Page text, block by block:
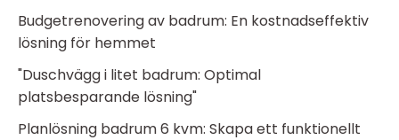
Budgetrenovering av badrum: En kostnadseffektiv
lösning för hemmet
"Duschvägg i litet badrum: Optimal
platsbesparande lösning"
Planlösning badrum 6 kvm: Skapa ett funktionellt